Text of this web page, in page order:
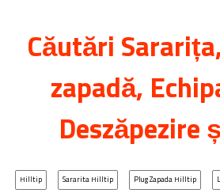
Căutări Sararița
zapadă,
Deszăpezire
Hilltip Sararita Hilltip Plug Zapada Hilltip